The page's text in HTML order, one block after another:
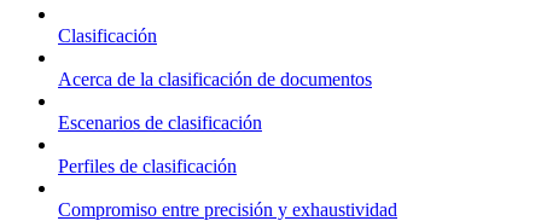
Clasificación
Acerca de la clasificación de documentos
Escenarios de clasificación
Perfiles de clasificación
Compromiso entre precisión y exhaustividad